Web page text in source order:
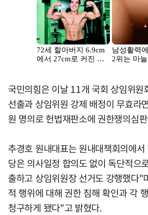
국민의힘은 이날 11개 국회 상임위원
선출과 상임위원 강제 배정이 무효라
원 명의로 헌법재판소에 권한쟁의심
추경호 원내대표는 원내대책회의에
당은 의사일정 합의도 없이 독단적으
출하고 상임위원장 선거도 강행했다
적 행위에 대해 권한 침해 확인과 각
청구하게 됐다"고 밝혔다.